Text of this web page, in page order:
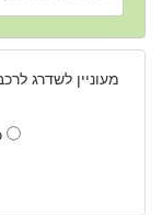
מעוניין לשדרג